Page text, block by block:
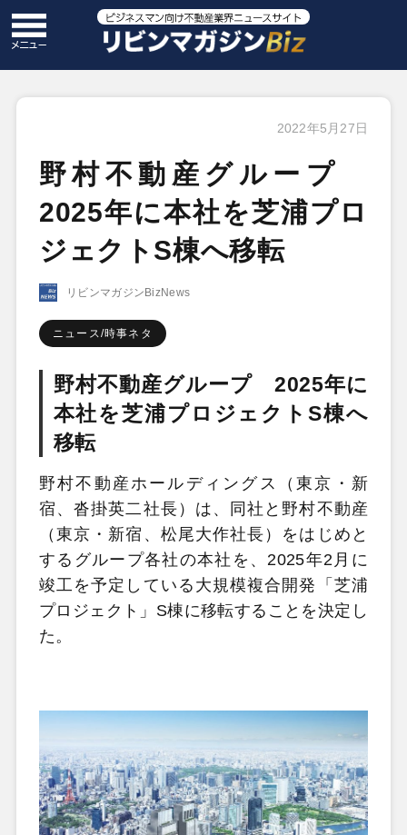
2022年5月27日
野村不動産グループ
2025年に本社を芝浦プロ
ジェクトS棟へ移転
リビンマガジンBizNews
ニュース/時事ネタ
野村不動産グループ 2025年に
本社を芝浦プロジェクトS棟へ
移転
野村不動産ホールディングス（東京・新
宿、沓掛英二社長）は、同社と野村不動産
（東京・新宿、松尾大作社長）をはじめと
するグループ各社の本社を、2025年2月に
竣工を予定している大規模複合開発「芝浦
プロジェクト」S棟に移転することを決定し
た。